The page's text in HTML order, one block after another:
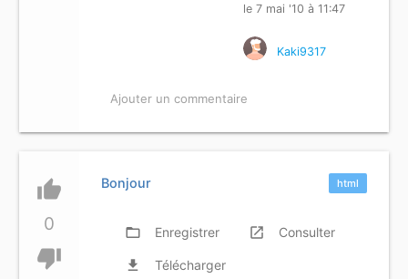
le 7 mai '10 à 11:47
Kaki9317
Ajouter un commentaire
thumb_up
0
thumb_down
html
Bonjour
folder_open Enregistrer launch Consulter
file_download Télécharger